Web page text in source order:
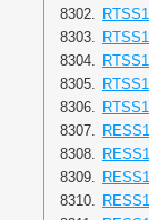
8302.
8303.
8304.
8305.
8306.
8307.
8308.
8309.
8310.